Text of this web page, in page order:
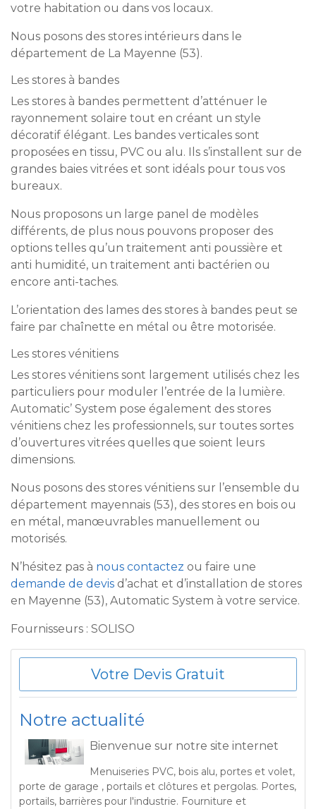
votre habitation ou dans vos locaux.
Nous posons des stores intérieurs dans le
département de La Mayenne (53).
Les stores à bandes
Les stores à bandes permettent d’atténuer le
rayonnement solaire tout en créant un style
décoratif élégant. Les bandes verticales sont
proposées en tissu, PVC ou alu. Ils s’installent sur de
grandes baies vitrées et sont idéals pour tous vos
bureaux.
Nous proposons un large panel de modèles
différents, de plus nous pouvons proposer des
options telles qu’un traitement anti poussière et
anti humidité, un traitement anti bactérien ou
encore anti-taches.
L’orientation des lames des stores à bandes peut se
faire par chaînette en métal ou être motorisée.
Les stores vénitiens
Les stores vénitiens sont largement utilisés chez les
particuliers pour moduler l’entrée de la lumière.
Automatic’ System pose également des stores
vénitiens chez les professionnels, sur toutes sortes
d’ouvertures vitrées quelles que soient leurs
dimensions.
Nous posons des stores vénitiens sur l’ensemble du
département mayennais (53), des stores en bois ou
en métal, manœuvrables manuellement ou
motorisés.
N’hésitez pas à nous contactez ou faire une
demande de devis d’achat et d’installation de stores
en Mayenne (53), Automatic System à votre service.
Fournisseurs : SOLISO
Votre Devis Gratuit
Notre actualité
Bienvenue sur notre site internet
Menuiseries PVC, bois alu, portes et volet,
porte de garage , portails et clôtures et pergolas. Portes,
portails, barrières pour l'industrie. Fourniture et